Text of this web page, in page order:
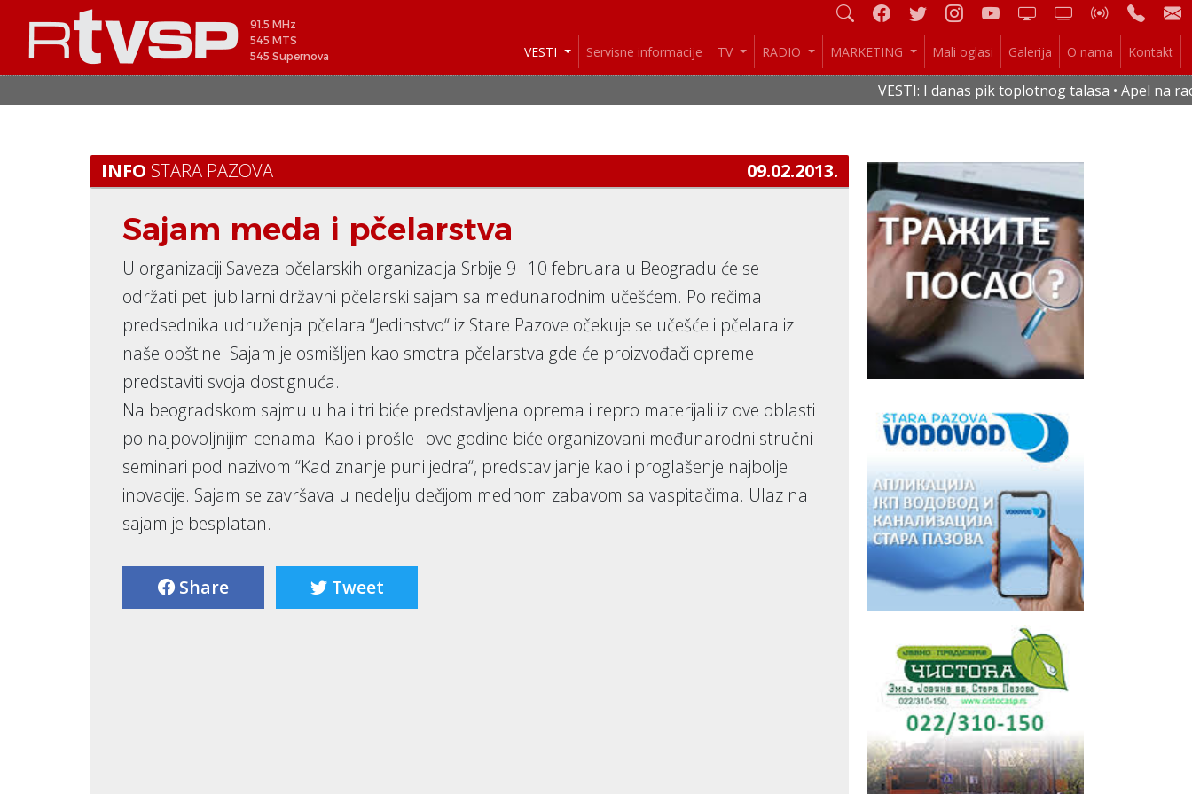
91.5 MHz
545 MTS
545 Supernova
VESTI Servisne informacije TV RADIO MARKETING Mali oglasi Galerija O nama Kontakt
VESTI: I danas pik toplotnog talasa • Apel na
INFO STARA PAZOVA 09.02.2013.
Sajam meda i pčelarstva
U organizaciji Saveza pčelarskih organizacija Srbije 9 i 10 februara u Beogradu će se
održati peti jubilarni državni pčelarski sajam sa međunarodnim učešćem. Po rečima
predsednika udruženja pčelara “Jedinstvo“ iz Stare Pazove očekuje se učešće i pčelara iz
naše opštine. Sajam je osmišljen kao smotra pčelarstva gde će proizvođači opreme
predstaviti svoja dostignuća.
Na beogradskom sajmu u hali tri biće predstavljena oprema i repro materijali iz ove oblasti
po najpovoljnijim cenama. Kao i prošle i ove godine biće organizovani međunarodni stručni
seminari pod nazivom “Kad znanje puni jedra“, predstavljanje kao i proglašenje najbolje
inovacije. Sajam se završava u nedelju dečijom mednom zabavom sa vaspitačima. Ulaz na
sajam je besplatan.
Share Tweet